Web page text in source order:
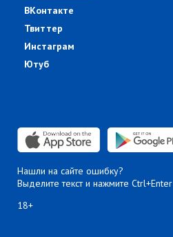
ВКонтакте
Твиттер
Инстаграм
Ютуб
Нашли на сайте ошибку?
Выделите текст и нажмите Ctrl+Enter
18+